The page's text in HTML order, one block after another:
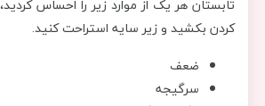
تابستان هر یک از موارد زیر را احساس
کردن بکشید و زیر سایه استراحت کنید.
ضعف
سرگیجه